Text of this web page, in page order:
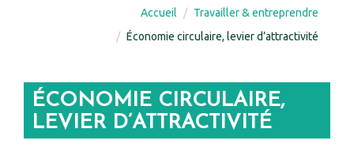
Accueil
Travailler & entreprendre
Économie circulaire, levier d’attractivité
ÉCONOMIE CIRCULAIRE,
LEVIER D’ATTRACTIVITÉ